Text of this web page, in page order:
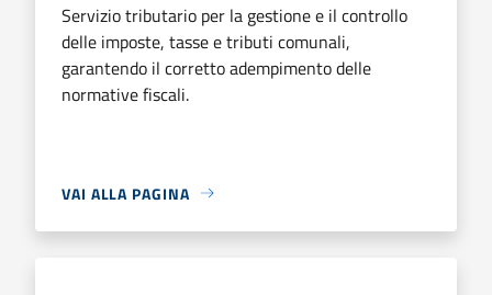
Servizio tributario per la gestione e il controllo
delle imposte, tasse e tributi comunali,
garantendo il corretto adempimento delle
normative fiscali.
VAI ALLA PAGINA